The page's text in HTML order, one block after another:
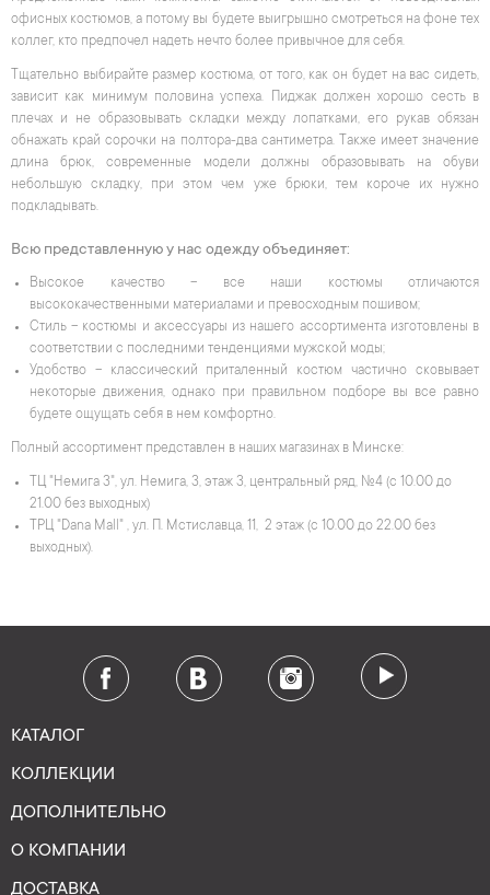
офисных костюмов, а потому вы будете выигрышно смотреться на фоне тех
коллег, кто предпочел надеть нечто более привычное для себя.
Тщательно выбирайте размер костюма, от того, как он будет на вас сидеть,
зависит как минимум половина успеха. Пиджак должен хорошо сесть в
плечах и не образовывать складки между лопатками, его рукав обязан
обнажать край сорочки на полтора-два сантиметра. Также имеет значение
длина брюк, современные модели должны образовывать на обуви
небольшую складку, при этом чем уже брюки, тем короче их нужно
подкладывать.
Всю представленную у нас одежду объединяет:
Высокое качество – все наши костюмы отличаются
высококачественными материалами и превосходным пошивом;
Стиль – костюмы и аксессуары из нашего ассортимента изготовлены в
соответствии с последними тенденциями мужской моды;
Удобство – классический приталенный костюм частично сковывает
некоторые движения, однако при правильном подборе вы все равно
будете ощущать себя в нем комфортно.
Полный ассортимент представлен в наших магазинах в Минске:
ТЦ "Немига 3", ул. Немига, 3, этаж 3, центральный ряд, №4 (с 10.00 до
21.00 без выходных)
ТРЦ "Dana Mall" , ул. П. Мстиславца, 11, 2 этаж (с 10.00 до 22.00 без
выходных).
КАТАЛОГ
КОЛЛЕКЦИИ
ДОПОЛНИТЕЛЬНО
О КОМПАНИИ
ДОСТАВКА